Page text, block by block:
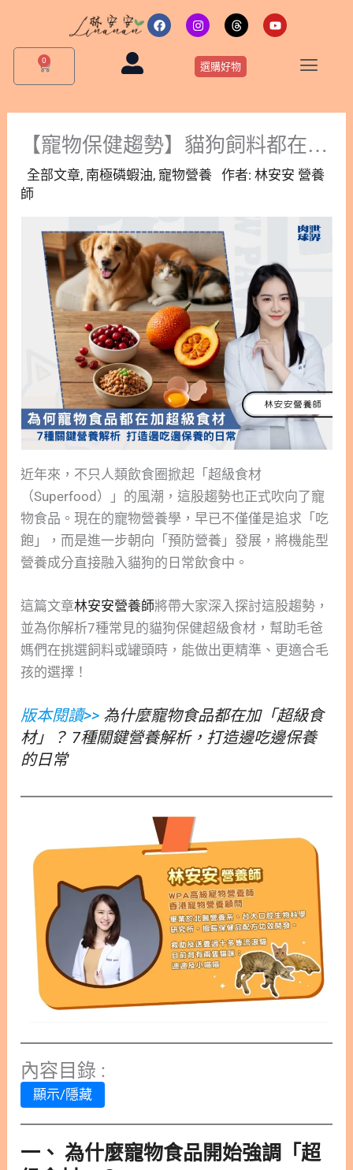
F
a
c
I
n
s
t
a
g
m
T
h
r
e
a
d
Y
o
u
0
購
物
籃
選購好物
【寵物保健趨勢】貓狗飼料都在加的「超級食材」是什麼？營養師解析7大關鍵成分
全部文章, 南極磷蝦油, 寵物營養 作者:林安安 營養
師
近年來，不只人類飲食圈掀起「超級食材
（Superfood）」的風潮，這股趨勢也正式吹向了寵
物食品。現在的寵物營養學，早已不僅僅是追求「吃
飽」，而是進一步朝向「預防營養」發展，將機能型
營養成分直接融入貓狗的日常飲食中。
這篇文章林安安營養師將帶大家深入探討這股趨勢，
並為你解析7種常見的貓狗保健超級食材，幫助毛爸
媽們在挑選飼料或罐頭時，能做出更精準、更適合毛
孩的選擇！
版本閱讀>> 為什麼寵物食品都在加「超級食
材」？ 7種關鍵營養解析，打造邊吃邊保養
的日常
內容目錄 :
顯示/隱藏
一、 為什麼寵物食品開始強調「超